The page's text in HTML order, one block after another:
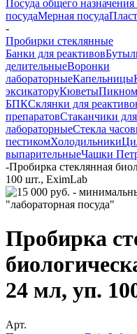
Посуда общего назначения
посудаМерная посуда
-
Пробирки стеклянные
Банки для реактивов
делительныеВоронки
лабораторныеКапельницы
эксикаторуКюветы
БПКСклянки для
препаратовСтаканчики
лабораторныеСтекла
пестикомХолодильники
выпарительныеЧашки
-Пробирка стеклянная
100 шт., EximLab
Пробирка
24 мл, уп.
Арт.